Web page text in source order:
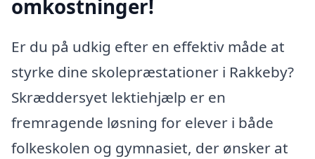
omkostninger!
Er du på udkig efter en effektiv måde at
styrke dine skolepræstationer i Rakkeby?
Skræddersyet lektiehjælp er en
fremragende løsning for elever i både
folkeskolen og gymnasiet, der ønsker at